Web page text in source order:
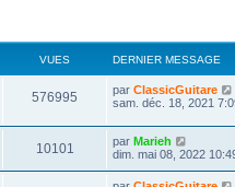
VUES DERNIER MESSAGE
576995
u
D
e
n
i
e
par ClassicGuitare
sam. déc. 18, 2021
10101
u
D
e
par Marieh
dim. mai 08, 2022